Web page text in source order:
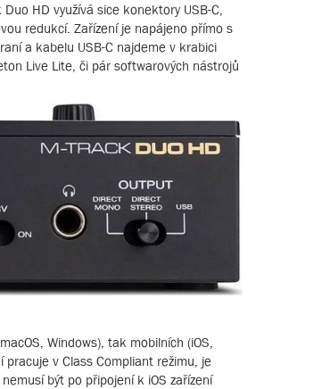
HD využívá sice konektory USB-C,
redukcí. Zařízení je napájeno přímo s
a kabelu USB-C najdeme v krabici
Live Lite, či pár softwarových nástrojů
Windows), tak mobilních (iOS,
v Class Compliant režimu, je
být po připojení k iOS zařízení